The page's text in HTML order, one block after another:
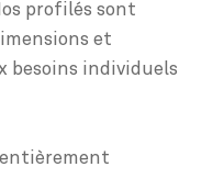
profilés sont
et
besoins individuels